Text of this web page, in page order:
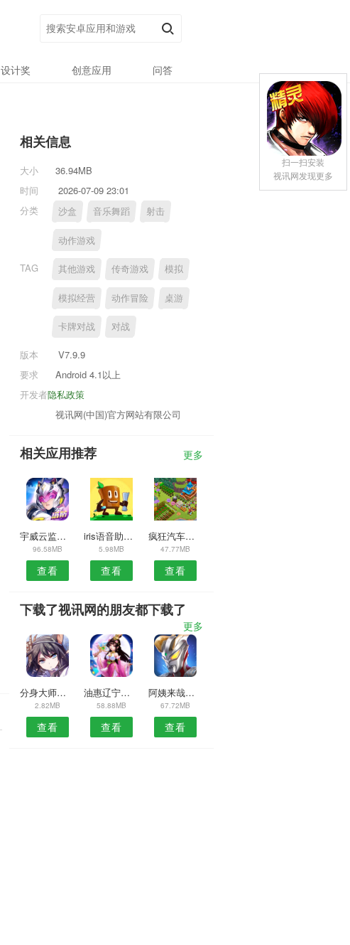
设计奖 创意应用 问答
相关信息
大小
36.94MB
时间
2026-07-09 23:01
分类
沙盒 音乐舞蹈 射击
动作游戏
TAG 其他游戏 传奇游戏 模拟
模拟经营 动作冒险 桌游
卡牌对战 对战
版本
V7.9.9
要求
Android 4.1以上
隐私政策
开发者
视讯网(中国)官方网站有限公司
相关应用推荐 更多
宇威云监控APP
96.58MB
查看
iris语音助手安卓版
5.98MB
查看
疯狂汽车安卓版
47.77MB
查看
下载了视讯网的朋友都下载了
更多
分身大师多开双开APP
2.82MB
查看
油惠辽宁预约安卓版
58.88MB
查看
阿姨来哉安卓版
67.72MB
查看
扫一扫安装
视讯网发现更多